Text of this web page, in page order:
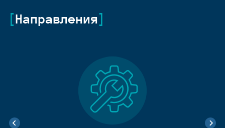
Направления